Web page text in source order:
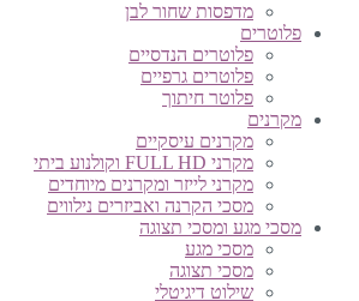
מדפסות שחור לבן
פלוטרים
פלוטרים הנדסיים
פלוטרים גרפיים
פלוטר חיתוך
מקרנים
מקרנים עיסקיים
מקרני FULL HD וקולנוע ביתי
מקרני לייזר ומקרנים מיוחדים
מסכי הקרנה ואביזרים נילווים
מסכי מגע ומסכי תצוגה
מסכי מגע
מסכי תצוגה
שילוט דיגיטלי